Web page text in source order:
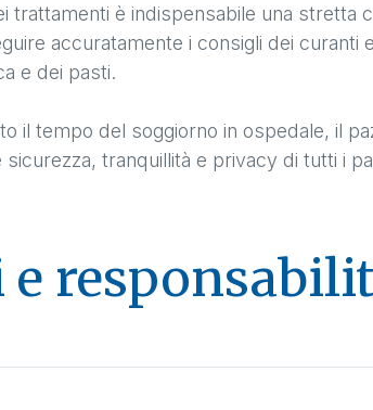
trattamenti è indispensabile una stretta
accuratamente i consigli dei curanti
e dei pasti.
il tempo del soggiorno in ospedale, il
tranquillità e privacy di tutti i